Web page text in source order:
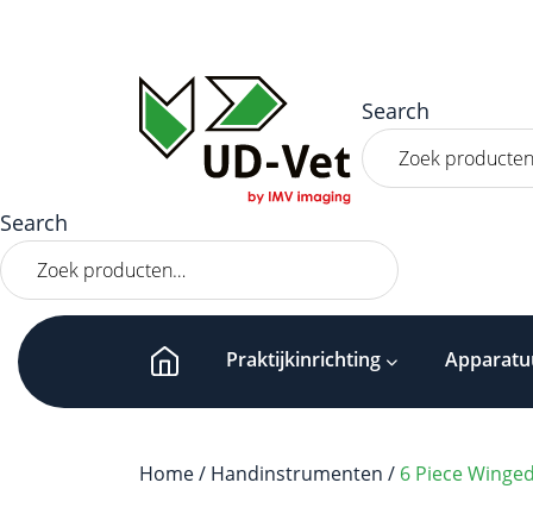
Search
Zoeken
naar:
Search
Zoeken
naar:
Praktijkinrichting
Home/ Handinstrumenten / 6 Piece